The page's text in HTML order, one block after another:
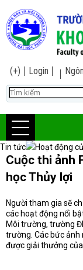
(+) Login
Tin tức Hoạt động
Cuộc thi ảnh
học Thủy lợi
Người tham gia sẽ
các hoạt động nổi
Môi trường, trường
trường. Các bức ảnh
được giải thưởng của